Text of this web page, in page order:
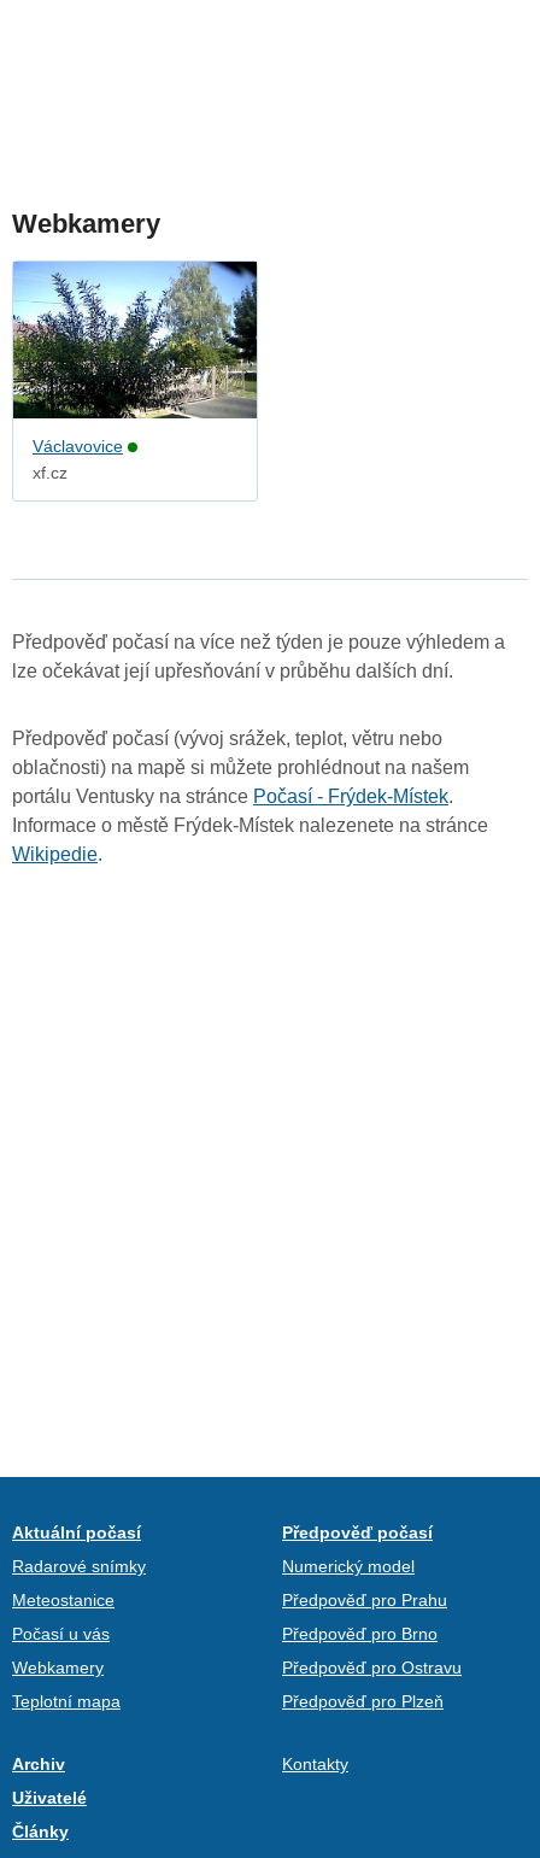
Webkamery
Václavovice
xf.cz
Předpověď počasí na více než týden je pouze výhledem a
lze očekávat její upřesňování v průběhu dalších dní.
Předpověď počasí (vývoj srážek, teplot, větru nebo
oblačnosti) na mapě si můžete prohlédnout na našem
portálu Ventusky na stránce Počasí - Frýdek-Místek.
Informace o městě Frýdek-Místek nalezenete na stránce
Wikipedie.
Aktuální počasí
Radarové snímky
Meteostanice
Počasí u vás
Webkamery
Teplotní mapa
Předpověď počasí
Numerický model
Předpověď pro Prahu
Předpověď pro Brno
Předpověď pro Ostravu
Předpověď pro Plzeň
Archiv
Uživatelé
Články
Kontakty